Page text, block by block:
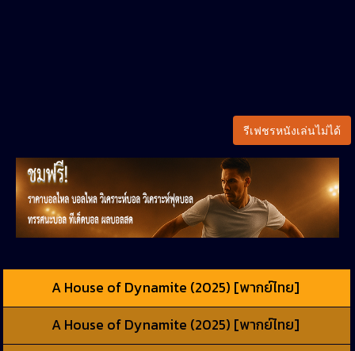
รีเฟชรหนังเล่นไม่ได้
A House of Dynamite (2025) [พากย์ไทย]
A House of Dynamite (2025) [พากย์ไทย]